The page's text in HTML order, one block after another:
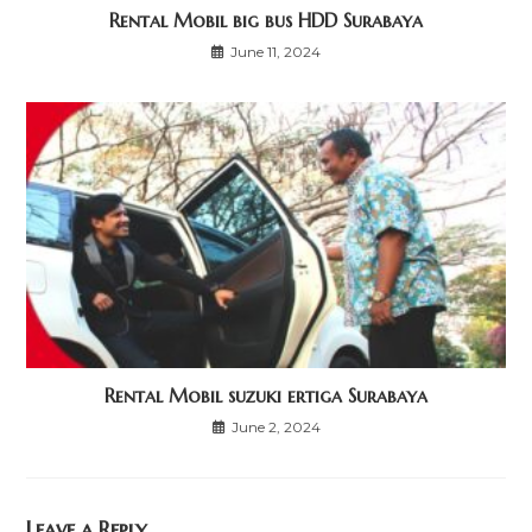
Rental Mobil big bus HDD Surabaya
June 11, 2024
Rental Mobil suzuki ertiga Surabaya
June 2, 2024